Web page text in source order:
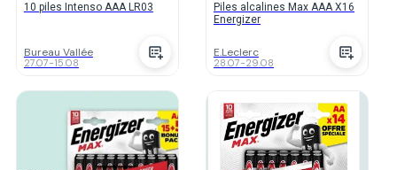
10 piles Intenso AAA LR03
Bureau Vallée
27.07-15.08
Piles alcalines Max AAA X16
Energizer
E.Leclerc
28.07-29.08